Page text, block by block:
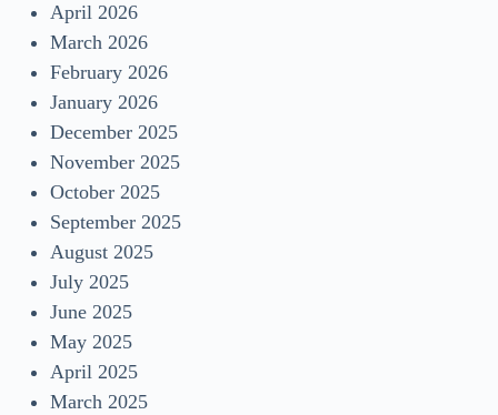
April 2026
March 2026
February 2026
January 2026
December 2025
November 2025
October 2025
September 2025
August 2025
July 2025
June 2025
May 2025
April 2025
March 2025